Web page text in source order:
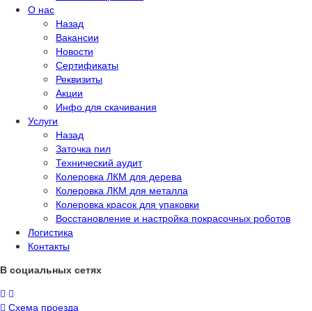
О нас
Назад
Вакансии
Новости
Сертификаты
Реквизиты
Акции
Инфо для скачивания
Услуги
Назад
Заточка пил
Технический аудит
Колеровка ЛКМ для дерева
Колеровка ЛКМ для металла
Колеровка красок для упаковки
Восстановление и настройка покрасочных роботов
Логистика
Контакты
В социальных сетях
Схема проезда